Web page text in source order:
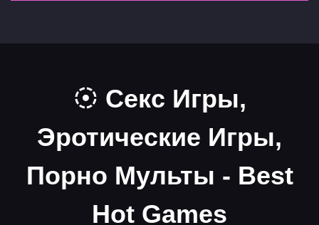
Секс Игры,
Эротические Игры,
Порно Мульты - Best
Hot Games